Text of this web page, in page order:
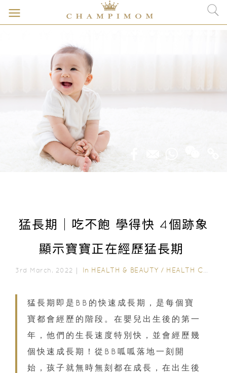
猛長期｜吃不飽 學得快 4個跡象
顯示寶寶正在經歷猛長期
3rd March, 2022｜ In HEALTH & BEAUTY / HEALTH CARE
猛長期即是BB的快速成長期，是每個寶
寶都會經歷的階段。在嬰兒出生後的第一
年，他們的生長速度特別快，並會經歷幾
個快速成長期！從BB呱呱落地一刻開
始，孩子就無時無刻都在成長，在出生後